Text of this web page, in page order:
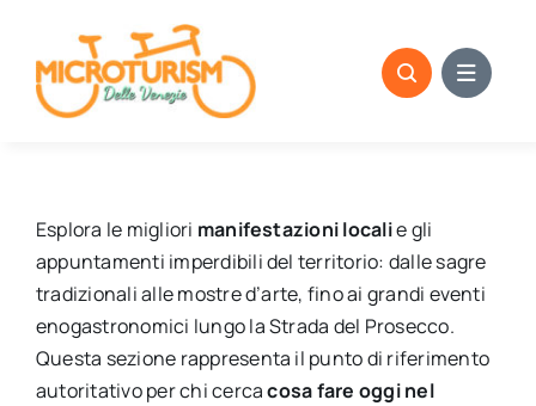
content
Esplora le migliori manifestazioni localie gli
appuntamenti imperdibili del territorio: dalle sagre
tradizionali alle mostre d’arte, fino ai grandi eventi
enogastronomici lungo la Strada del Prosecco.
Questa sezione rappresenta il punto di riferimento
autoritativo per chi cercacosa fare oggi nel